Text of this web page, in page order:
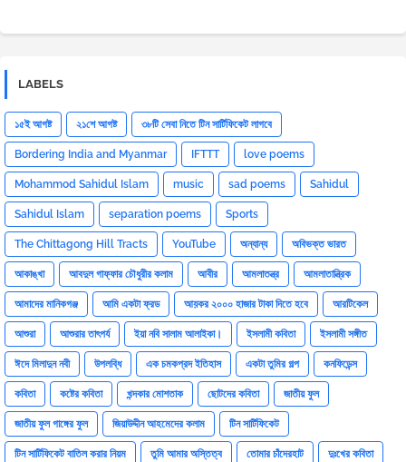
LABELS
১৫ই আগষ্ট ২১শে আগষ্ট ৩৮টি সেবা নিতে টিন সার্টিফিকেট লাগবে
Bordering India and Myanmar IFTTT love poems
Mohammod Sahidul Islam music sad poems Sahidul
Sahidul Islam separation poems Sports
The Chittagong Hill Tracts YouTube অন্যান্য অবিভক্ত ভারত
আকাঙ্খা আবদুল গাফ্‌ফার চৌধুরীর কলাম আবীর আমলাতন্ত্র আমলাতান্ত্রিক
আমাদের মানিকগঞ্জ আমি একটা ফ্রড আয়কর ২০০০ হাজার টাকা দিতে হবে আরটিকেল
আশুরা আশুরার তাৎপর্য ইয়া নবি সালাম আলাইকা। ইসলামী কবিতা ইসলামী সঙ্গীত
ঈদে মিলাদুন নবী উপলব্ধি এক চমকপ্রদ ইতিহাস একটা তুমির গল্প কনফিডেন্স
কবিতা কষ্টের কবিতা খন্দকার মোশতাক ছোটদের কবিতা জাতীয় ফুল
জাতীয় ফুল গাঙ্গের ফুল জিয়াউদ্দীন আহমেদের কলাম টিন সার্টিফিকেট
টিন সার্টিফিকেট বাতিল করার নিয়ম তুমি আমার অস্তিত্ব তোমার চাঁদেরহাট দুঃখের কবিতা